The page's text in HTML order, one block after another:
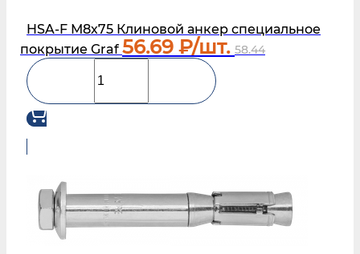
HSA-F М8х75 Клиновой анкер специальное
покрытие Graf 56.69 ₽/шт. 58.44